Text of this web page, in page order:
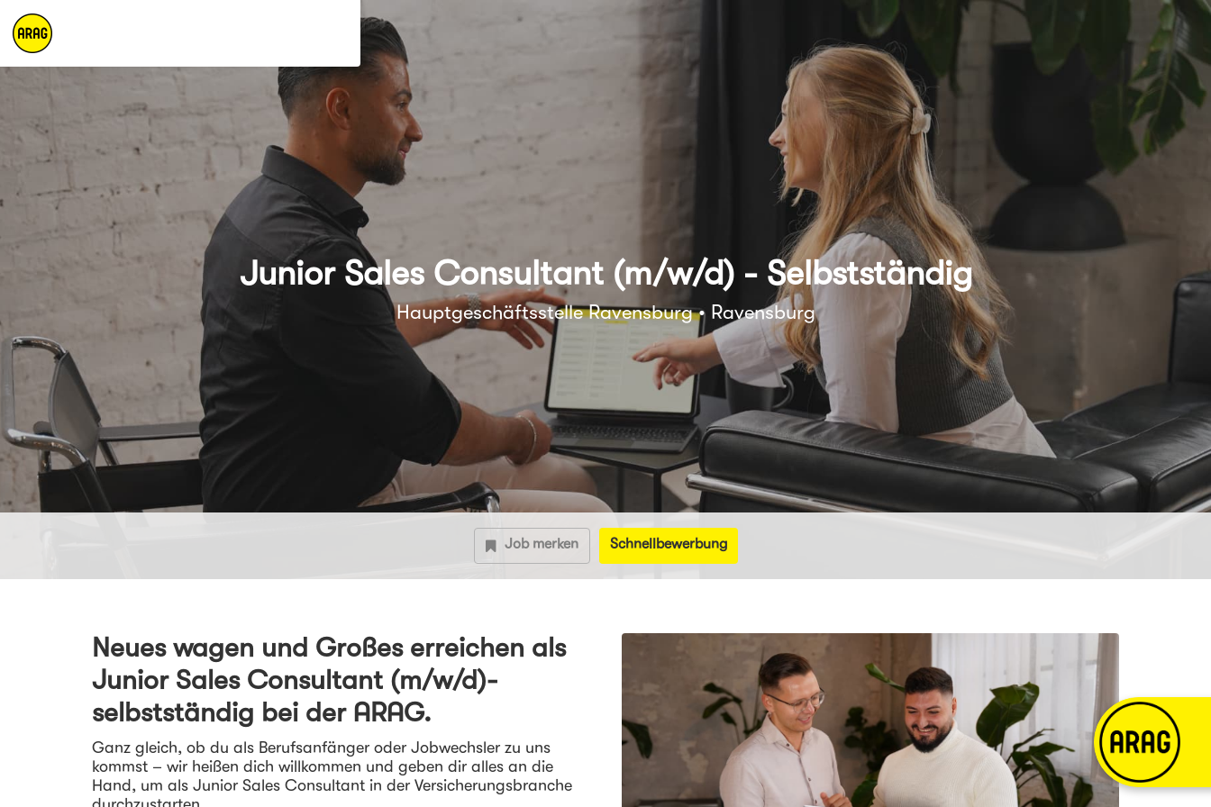
Junior Sales Consultant (m/w/d) - Selbstständig
Hauptgeschäftsstelle Ravensburg • Ravensburg
Job merken Schnellbewerbung
Neues wagen und Großes erreichen als
Junior Sales Consultant (m/w/d)-
selbstständig bei der ARAG.
Ganz gleich, ob du als Berufsanfänger oder Jobwechsler zu uns
kommst – wir heißen dich willkommen und geben dir alles an die
Hand, um als Junior Sales Consultant in der Versicherungsbranche